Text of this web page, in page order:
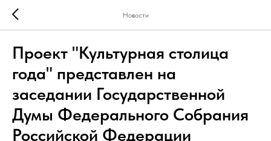
Новости
Проект "Культурная столица
года" представлен на
заседании Государственной
Думы Федерального Собрания
Российской Федерации